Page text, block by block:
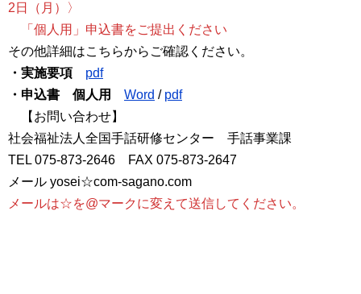
2日（月）〉
「個人用」申込書をご提出ください
その他詳細はこちらからご確認ください。
・実施要項 pdf
・申込書 個人用 Word / pdf
【お問い合わせ】
社会福祉法人全国手話研修センター 手話事業課
TEL 075-873-2646 FAX 075-873-2647
メール yosei☆com-sagano.com
メールは☆を@マークに変えて送信してください。